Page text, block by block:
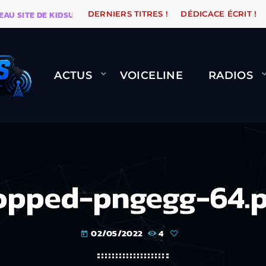
DE KIDSUNE WARÉTRO ORANGE ROAD QUI
DERNIERS TITRES ! DÉDICACE ÉCRIT !
ACTUS VOICELINE RADIOS
pngegg-
today 02/05/2022 4